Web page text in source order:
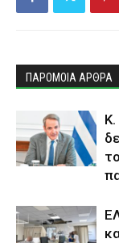
ΠΑΡΟΜΟΙΑ ΑΡΘΡΑ